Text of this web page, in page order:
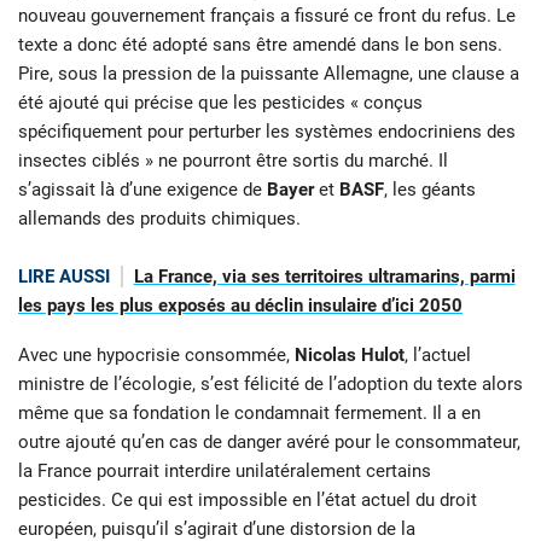
nouveau gouvernement français a fissuré ce front du refus. Le
texte a donc été adopté sans être amendé dans le bon sens.
Pire, sous la pression de la puissante Allemagne, une clause a
été ajouté qui précise que les pesticides « conçus
spécifiquement pour perturber les systèmes endocriniens des
insectes ciblés » ne pourront être sortis du marché. Il
s’agissait là d’une exigence de Bayeret BASF, les géants
allemands des produits chimiques.
LIRE AUSSI
La France, via ses territoires ultramarins, parmi
les pays les plus exposés au déclin insulaire d’ici 2050
Avec une hypocrisie consommée, Nicolas Hulot, l’actuel
ministre de l’écologie, s’est félicité de l’adoption du texte alors
même que sa fondation le condamnait fermement. Il a en
outre ajouté qu’en cas de danger avéré pour le consommateur,
la France pourrait interdire unilatéralement certains
pesticides. Ce qui est impossible en l’état actuel du droit
européen, puisqu’il s’agirait d’une distorsion de la